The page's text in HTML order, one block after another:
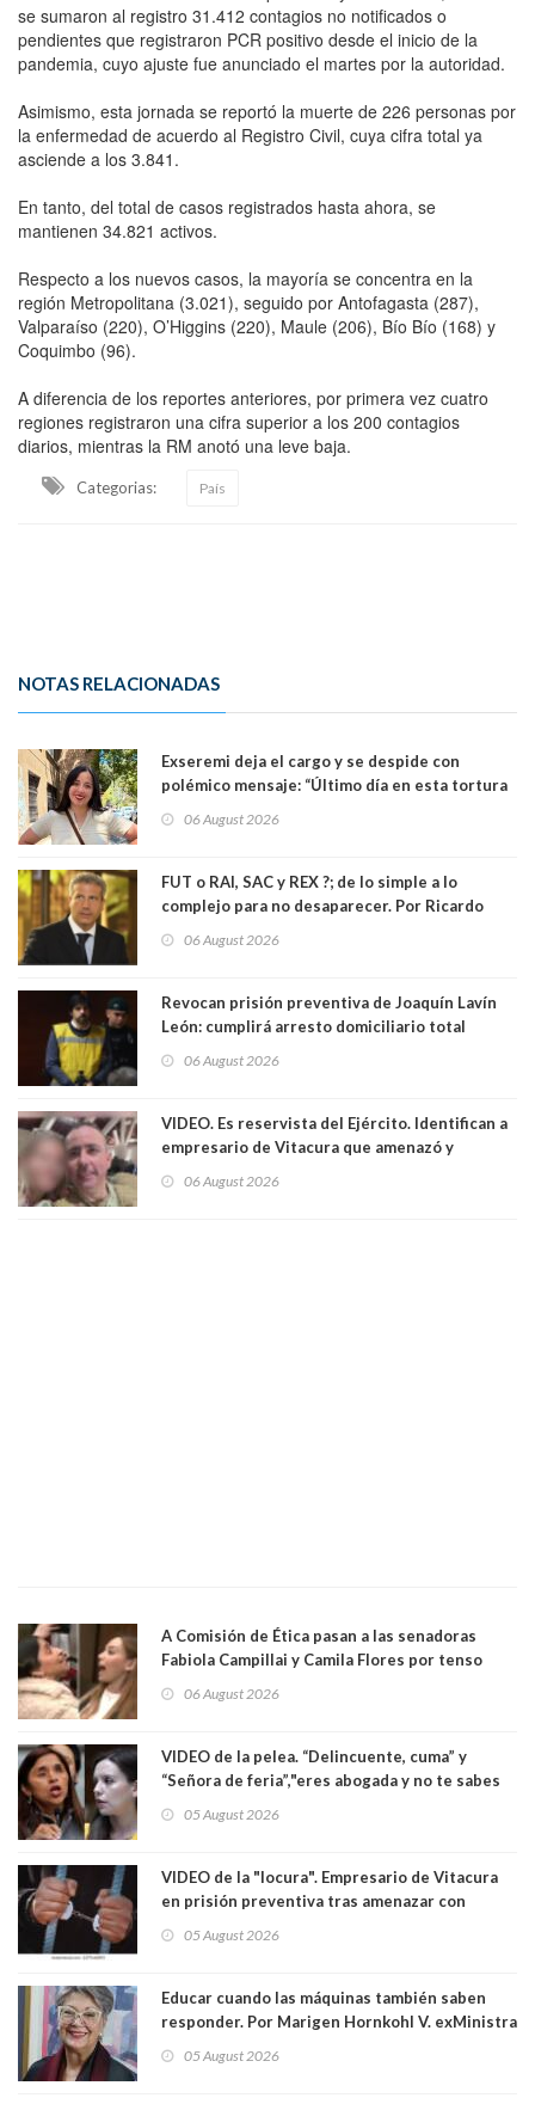
se sumaron al registro 31.412 contagios no notificados o
pendientes que registraron PCR positivo desde el inicio de la
pandemia, cuyo ajuste fue anunciado el martes por la autoridad.
Asimismo, esta jornada se reportó la muerte de 226 personas por
la enfermedad de acuerdo al Registro Civil, cuya cifra total ya
asciende a los 3.841.
En tanto, del total de casos registrados hasta ahora, se
mantienen 34.821 activos.
Respecto a los nuevos casos, la mayoría se concentra en la
región Metropolitana (3.021), seguido por Antofagasta (287),
Valparaíso (220), O’Higgins (220), Maule (206), Bío Bío (168) y
Coquimbo (96).
A diferencia de los reportes anteriores, por primera vez cuatro
regiones registraron una cifra superior a los 200 contagios
diarios, mientras la RM anotó una leve baja.
Categorias: País
NOTAS RELACIONADAS
Exseremi deja el cargo y se despide con
polémico mensaje: “Último día en esta tortura
06 August 2026
FUT o RAI, SAC y REX ?; de lo simple a lo
complejo para no desaparecer. Por Ricardo
06 August 2026
Revocan prisión preventiva de Joaquín Lavín
León: cumplirá arresto domiciliario total
06 August 2026
VIDEO. Es reservista del Ejército. Identifican a
empresario de Vitacura que amenazó y
al "ring raja". Se trata de Andrés Arrieta y la
06 August 2026
A Comisión de Ética pasan a las senadoras
Fabiola Campillai y Camila Flores por tenso
06 August 2026
VIDEO de la pelea. “Delincuente, cuma” y
“Señora de feria”,"eres abogada y no te sabes
senadoras Camila Flores y Fabiola Campillai en
05 August 2026
VIDEO de la "locura". Empresario de Vitacura
en prisión preventiva tras amenazar con
Los persiguió en potente camioneta
05 August 2026
Educar cuando las máquinas también saben
responder. Por Marigen Hornkohl V. exMinistra
05 August 2026